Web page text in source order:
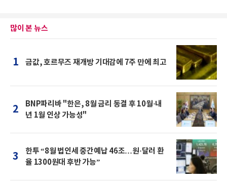
많이 본 뉴스
1 금값, 호르무즈 재개방 기대감에 7주 만에 최고
2
BNP파리바 "한은, 8월 금리 동결 후 10월·내
년 1월 인상 가능성"
3
한투 “8월 법인세 중간예납 46조…원·달러 환
율 1300원대 후반 가능”